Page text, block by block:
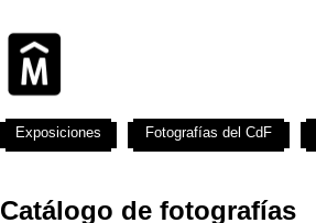
Catálogo de fotografías
Exposiciones Fotografías del CdF